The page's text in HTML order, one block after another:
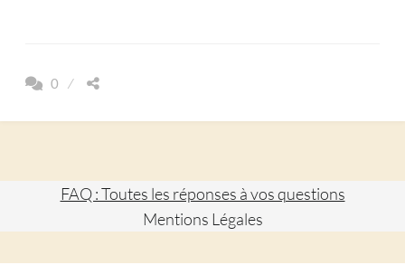
0
FAQ : Toutes les réponses à vos questions
Mentions Légales